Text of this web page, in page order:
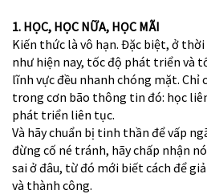
1. HỌC, HỌC NỮA, HỌC MÃI
Kiến thức là vô hạn. Đặc biệt, ở
như hiện nay, tốc độ phát triển và
lĩnh vực đều nhanh chóng mặt. Chỉ
trong cơn bão thông tin đó: học
phát triển liên tục.
Và hãy chuẩn bị tinh thần để vấp
đừng cố né tránh, hãy chấp nhận
sai ở đâu, từ đó mới biết cách để
và thành công.